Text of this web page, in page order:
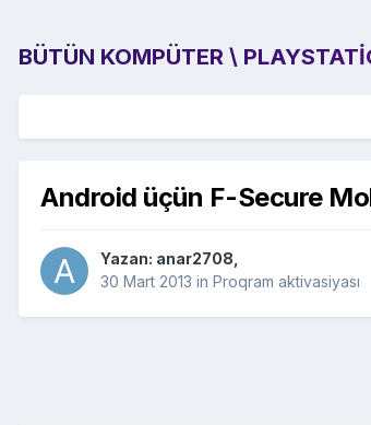
BÜTÜN KOMPÜTER \
Android üçün F-Secure
Yazan: anar2708
30 Mart 2013 in Proqram aktivasiyası